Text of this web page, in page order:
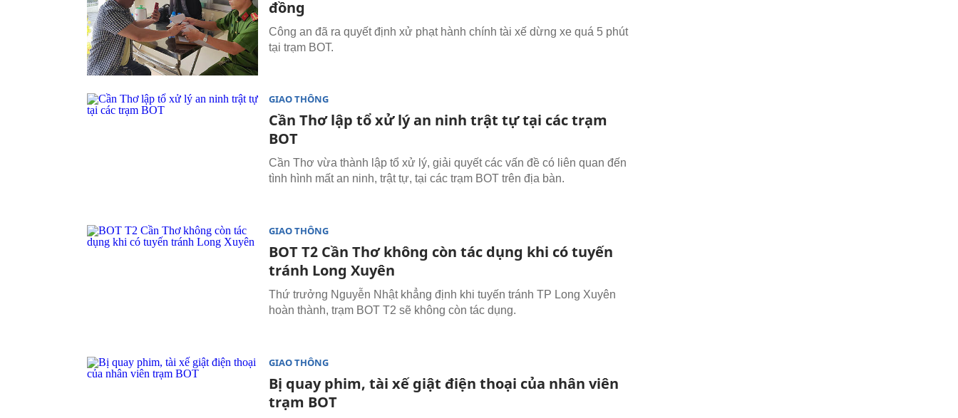
đồng
Công an đã ra quyết định xử phạt hành chính tài xế dừng xe quá 5 phút
tại trạm BOT.
GIAO THÔNG
Cần Thơ lập tổ xử lý an ninh trật tự tại các trạm
BOT
Cần Thơ vừa thành lập tổ xử lý, giải quyết các vấn đề có liên quan đến
tình hình mất an ninh, trật tự, tại các trạm BOT trên địa bàn.
GIAO THÔNG
BOT T2 Cần Thơ không còn tác dụng khi có tuyến
tránh Long Xuyên
Thứ trưởng Nguyễn Nhật khẳng định khi tuyến tránh TP Long Xuyên
hoàn thành, trạm BOT T2 sẽ không còn tác dụng.
GIAO THÔNG
Bị quay phim, tài xế giật điện thoại của nhân viên
trạm BOT